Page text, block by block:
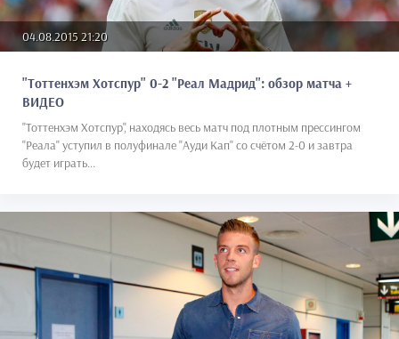
04.08.2015 21:20
"Тоттенхэм Хотспур" 0-2 "Реал Мадрид": обзор матча +
ВИДЕО
"Тоттенхэм Хотспур", находясь весь матч под плотным прессингом
"Реала" уступил в полуфинале "Ауди Кап" со счётом 2-0 и завтра
будет играть...